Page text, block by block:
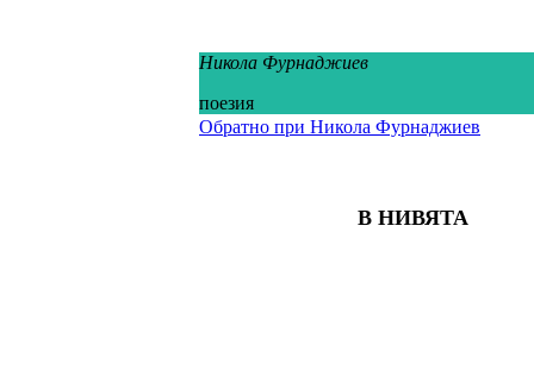
Никола Фурнаджиев
поезия
Обратно при Никола Фурнаджиев
В НИВЯТА